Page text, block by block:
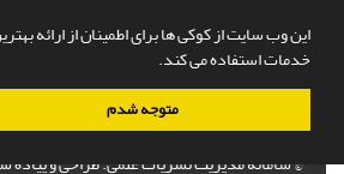
این وب سایت از کوکی ها برای اطمینان از ارائه
خدمات استفاده می کند.
متوجه شدم
© سامانه مدیریت نشریات علمی.طراحی و پیاده